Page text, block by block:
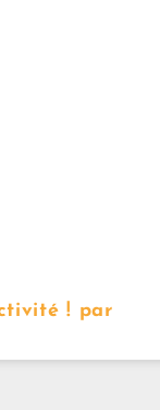
! par